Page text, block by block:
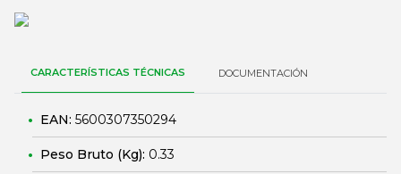
CARACTERÍSTICAS TÉCNICAS DOCUMENTACIÓN
EAN: 5600307350294
Peso Bruto (Kg): 0.33